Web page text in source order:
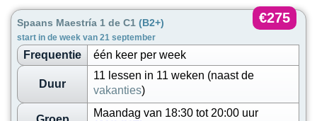
Spaans Maestría 1 de C1 (B2+)
start in de week van 21 september
€275
Frequentie één keer per week
Duur
11 lessen in 11 weken (naast de
vakanties)
Maandag van 18:30 tot 20:00 uur